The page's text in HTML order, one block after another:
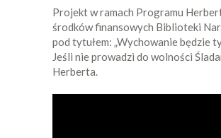
Projekt w ramach Programu
środków finansowych Biblioteki
pod tytułem: „Wychowanie będzie
Jeśli nie prowadzi do wolności
Herberta.